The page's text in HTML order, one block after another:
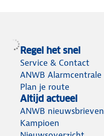
Regel het snel
Service & Contact
ANWB Alarmcentrale
Plan je route
Altijd actueel
ANWB nieuwsbrieven
Kampioen